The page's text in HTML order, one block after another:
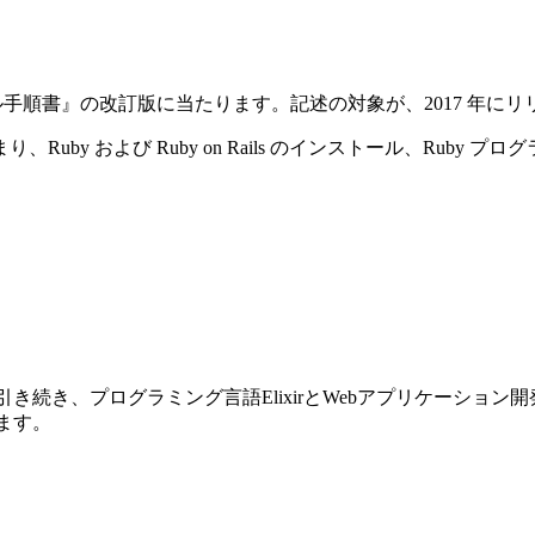
順書』の改訂版に当たります。記述の対象が、2017 年にリ
、Ruby および Ruby on Rails のインストール、Ruby プロ
続き、プログラミング言語ElixirとWebアプリケーション
す。